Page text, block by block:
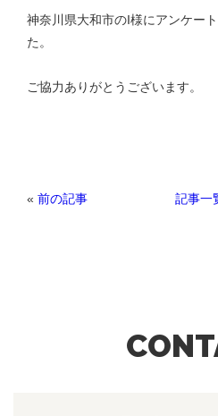
神奈川県大和市のI様にアンケー
た。
ご協力ありがとうございます。
記事一
« 前の記事